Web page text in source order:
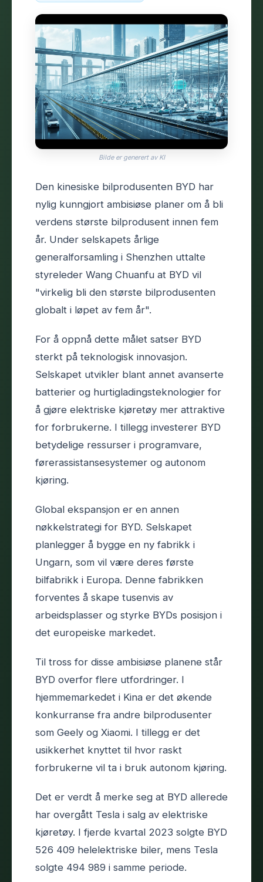
Bilde er generert av KI
Den kinesiske bilprodusenten BYD har
nylig kunngjort ambisiøse planer om å bli
verdens største bilprodusent innen fem
år. Under selskapets årlige
generalforsamling i Shenzhen uttalte
styreleder Wang Chuanfu at BYD vil
"virkelig bli den største bilprodusenten
globalt i løpet av fem år".
For å oppnå dette målet satser BYD
sterkt på teknologisk innovasjon.
Selskapet utvikler blant annet avanserte
batterier og hurtigladingsteknologier for
å gjøre elektriske kjøretøy mer attraktive
for forbrukerne. I tillegg investerer BYD
betydelige ressurser i programvare,
førerassistansesystemer og autonom
kjøring.
Global ekspansjon er en annen
nøkkelstrategi for BYD. Selskapet
planlegger å bygge en ny fabrikk i
Ungarn, som vil være deres første
bilfabrikk i Europa. Denne fabrikken
forventes å skape tusenvis av
arbeidsplasser og styrke BYDs posisjon i
det europeiske markedet.
Til tross for disse ambisiøse planene står
BYD overfor flere utfordringer. I
hjemmemarkedet i Kina er det økende
konkurranse fra andre bilprodusenter
som Geely og Xiaomi. I tillegg er det
usikkerhet knyttet til hvor raskt
forbrukerne vil ta i bruk autonom kjøring.
Det er verdt å merke seg at BYD allerede
har overgått Tesla i salg av elektriske
kjøretøy. I fjerde kvartal 2023 solgte BYD
526 409 helelektriske biler, mens Tesla
solgte 494 989 i samme periode.